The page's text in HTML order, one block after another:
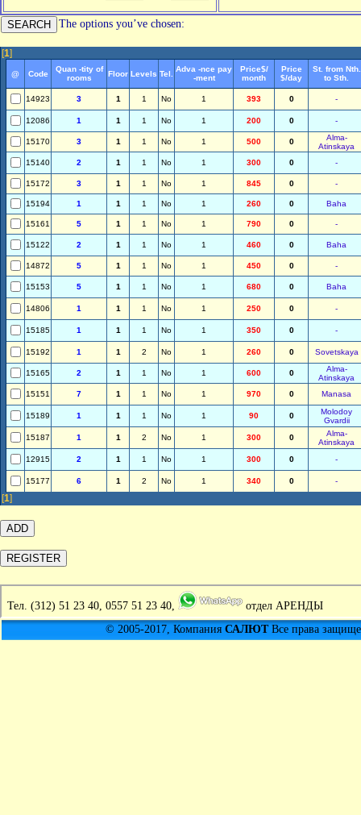
The options you’ve chosen:
[1]
@ Code
Quan -tity of
rooms
Floor Levels Tel.
Adva -nce pay
-ment
Price$/
month
Price
$/day
St. from Nth.
to Sth.
14923 3 1 1 No 1 393 0 -
12086 1 1 1 No 1 200 0 -
15170 3 1 1 No 1 500 0
Alma-
Atinskaya
15140
2 1 1 No 1 300 0 -
15172 3 1 1 No 1 845 0 -
15194 1 1 1 No 1 260 0 Baha
15161 5 1 1 No 1 790 0 -
15122 2 1 1 No 1 460 0 Baha
14872 5 1 1 No 1 450 0 -
15153 5 1 1 No 1 680 0 Baha
14806 1 1 1 No 1 250 0 -
15185 1 1 1 No 1 350 0 -
15192 1 1 2 No 1 260 0 Sovetskaya
15165 2 1 1 No 1 600 0
Alma-
Atinskaya
15151
7 1 1 No 1 970 0 Manasa
15189 1 1 1 No 1 90 0
Molodoy
Gvardii
15187
1 1 2 No 1 300 0
Alma-
Atinskaya
12915
2 1 1 No 1 300 0 -
15177 6 1 2 No 1 340 0 -
[1]
Тел. (312) 51 23 40, 0557 51 23 40,
отдел АРЕНДЫ
© 2005-2017, Компания САЛЮТВсе права